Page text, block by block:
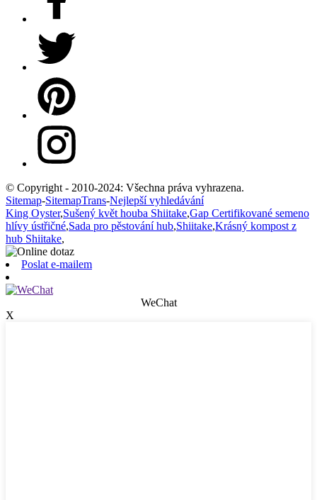
© Copyright - 2010-2024: Všechna práva vyhrazena.
Sitemap-SitemapTrans-Nejlepší vyhledávání
King Oyster,Sušený květ houba Shiitake,Gap Certifikované semeno
hlívy ústřičné,Sada pro pěstování hub,Shiitake,Krásný kompost z
hub Shiitake,
Poslat e-mailem
WeChat
X